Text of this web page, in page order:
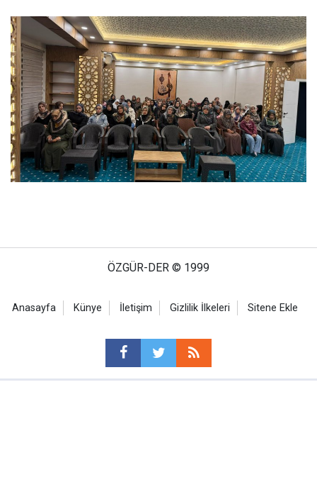
ÖZGÜR-DER © 1999
Anasayfa Künye İletişim Gizlilik İlkeleri Sitene Ekle